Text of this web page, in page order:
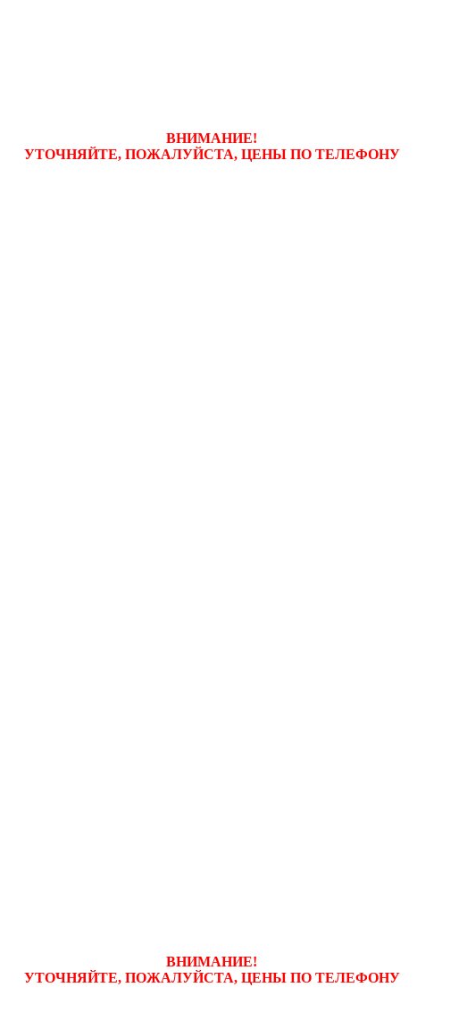
ВНИМАНИЕ!
УТОЧНЯЙТЕ, ПОЖАЛУЙСТА, ЦЕНЫ ПО ТЕЛЕФОНУ
ВНИМАНИЕ!
УТОЧНЯЙТЕ, ПОЖАЛУЙСТА, ЦЕНЫ ПО ТЕЛЕФОНУ